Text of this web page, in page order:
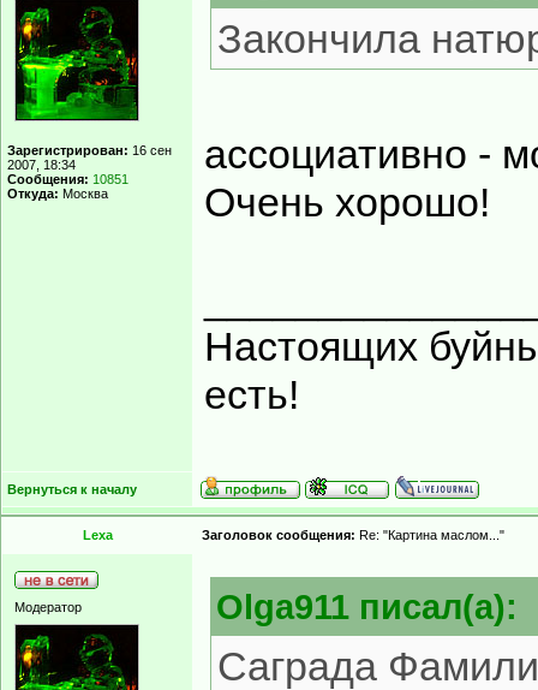
Зарегистрирован: 16 сен
2007, 18:34
Сообщения: 10851
Откуда: Москва
Закончила
ассоциативно -
Очень хорошо!
Настоящих
есть!
Вернуться к началу
Lexa Заголовок сообщения: Re: "Картина маслом..."
Модератор Olga911 писал(а):
Саграда